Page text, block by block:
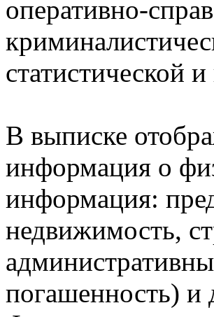
оперативно-
статистической
В выписке
информация о
информация:
недвижимость,
погашенность) и